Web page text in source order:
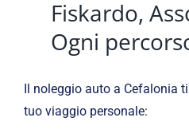
Fiskardo,
Ogni
Il noleggio auto a Cefalonia
tuo viaggio personale: